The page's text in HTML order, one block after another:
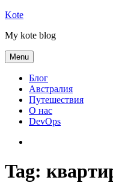
Skip
content
Kote
My kote blog
Menu
Блог
Австралия
Путешествия
О нас
DevOps
Tag: